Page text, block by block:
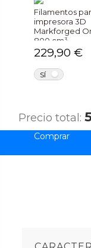
Filamentos
impresora 3D
Markforged
800 cm³
229,90 €
SÍ
Precio total: